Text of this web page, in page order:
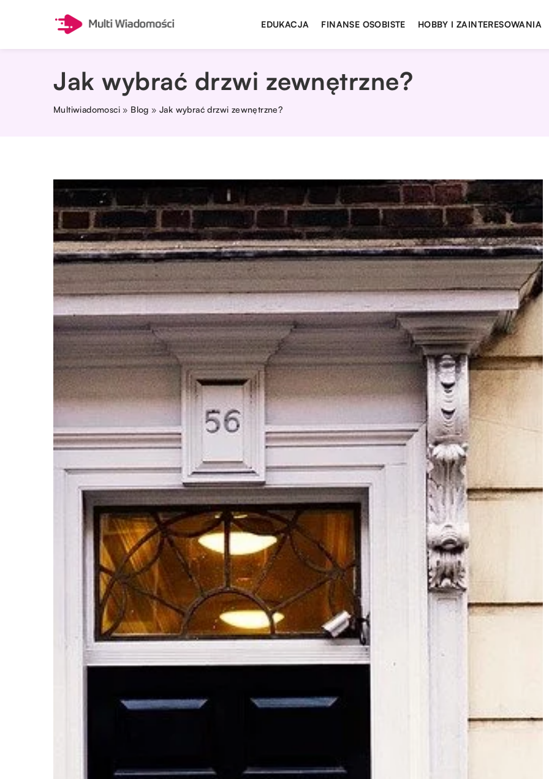
EDUKACJA FINANSE OSOBISTE HOBBY I ZAINTERESOWANIA
Jak wybrać drzwi zewnętrzne?
Multiwiadomosci » Blog »Jak wybrać drzwi zewnętrzne?